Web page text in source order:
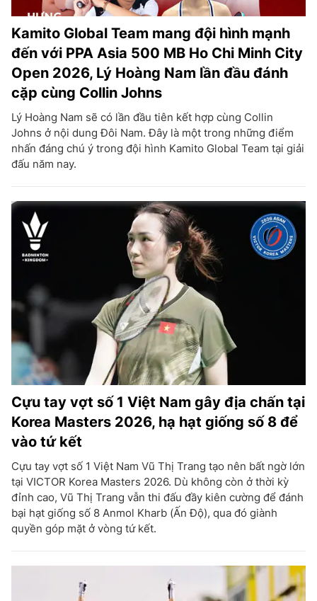
Kamito Global Team mang đội hình mạnh
đến với PPA Asia 500 MB Ho Chi Minh City
Open 2026, Lý Hoàng Nam lần đầu đánh
cặp cùng Collin Johns
Lý Hoàng Nam sẽ có lần đầu tiên kết hợp cùng Collin
Johns ở nội dung Đôi Nam. Đây là một trong những điểm
nhấn đáng chú ý trong đội hình Kamito Global Team tại giải
đấu năm nay.
Cựu tay vợt số 1 Việt Nam gây địa chấn tại
Korea Masters 2026, hạ hạt giống số 8 để
vào tứ kết
Cựu tay vợt số 1 Việt Nam Vũ Thị Trang tạo nên bất ngờ lớn
tại VICTOR Korea Masters 2026. Dù không còn ở thời kỳ
đỉnh cao, Vũ Thị Trang vẫn thi đấu đầy kiên cường để đánh
bại hạt giống số 8 Anmol Kharb (Ấn Độ), qua đó giành
quyền góp mặt ở vòng tứ kết.